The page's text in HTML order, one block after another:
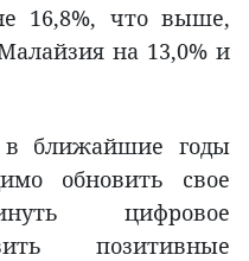
16,8%, что выше,
на 13,0% и
ближайшие годы
обновить свое
цифровое
позитивные